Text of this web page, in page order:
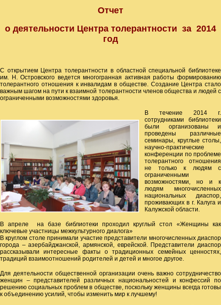
Отчет
о деятельности Центра толерантности за 2014
год
С открытием Центра толерантности в областной специальной библиотеке
им. Н. Островского ведется многогранная активная работы формированию
толерантного отношения к инвалидам в обществе. Создание Центра стало
важным шагом на пути к взаимной толерантности членов общества и людей с
ограниченными возможностями здоровья.
В течение 2014 г.
сотрудниками библиотеки
были организованы и
проведены различные
семинары, круглые столы,
научно-практические
конференции по проблеме
толерантного отношения
не только к людям с
ограниченными
возможностями, но и к
людям многочисленных
национальных диаспор,
проживающих в г. Калуга и
Калужской области.
В апреле на базе библиотеки проходил круглый стол «Женщины как
ключевые участницы межкультурного диалога»
В круглом столе принимали участие представители многочисленных диаспор
города – азербайджанской, армянской, еврейской. Представители диаспор
рассказывали интересные факты о традиционных семейных ценностях,
традиций взаимоотношений родителей и детей и многое другое.
Для деятельности общественной организации очень важно сотрудничество
женщин – представителей различных национальностей и конфессий по
решению социальных проблем в обществе, поскольку женщины всегда готовы
к объединению усилий, чтобы изменить мир к лучшему!